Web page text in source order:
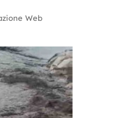
Web